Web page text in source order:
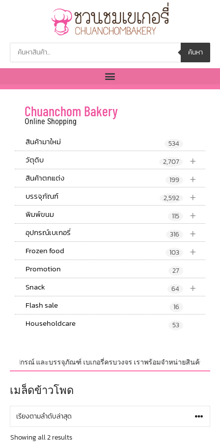
ค้นหา
Chuanchom Bakery
Online Shopping
สินค้ามาใหม่ 534
+
วัตุดิบ 2,707
+
สินค้าตกแต่ง 199
+
บรรจุภัณฑ์ 2,592
+
พิมพ์ขนม 115
+
อุปกรณ์เบเกอรี่ 316
+
Frozen food 103
Promotion 27
+
Snack 64
Flash sale 16
Householdcare 53
,อุปกรณ์ และบรรจุภัณฑ์ เบเกอรี่ครบวงจร เราพร้อมจำหน่ายสินค้าไม่จ
เมล็ดข้าวโพด
Showing all 2 results